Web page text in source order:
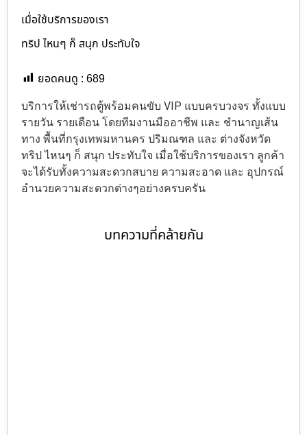
เมื่อใช้บริการของเรา
ทริป ไหนๆ ก็ สนุก ประทับใจ
ยอดคนดู : 689
บริการให้เช่ารถตู้พร้อมคนขับ VIP แบบครบวงจร ทั้งแบบ
รายวัน รายเดือน โดยทีมงานมืออาชีพ และ ชำนาญเส้น
ทาง พื้นที่กรุงเทพมหานคร ปริมณฑล และ ต่างจังหวัด
ทริป ไหนๆ ก็ สนุก ประทับใจ เมื่อใช้บริการของเรา ลูกค้า
จะได้รับทั้งความสะดวกสบาย ความสะอาด และ อุปกรณ์
อำนวยความสะดวกต่างๆอย่างครบครัน
บทความที่คล้ายกัน